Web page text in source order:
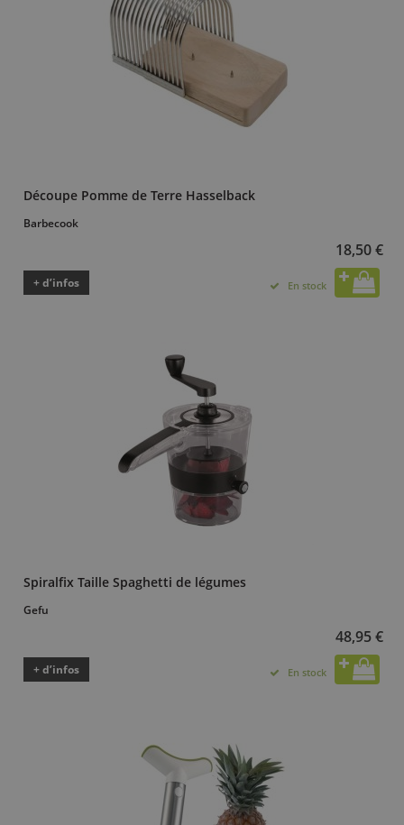
Découpe Pomme de Terre Hasselback
Barbecook
18,50 €
+ d’infos En stock
Spiralfix Taille Spaghetti de légumes
Gefu
48,95 €
+ d’infos En stock